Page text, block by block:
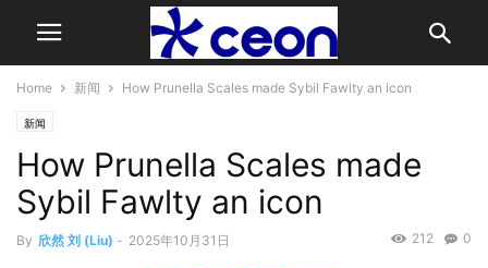
Home 新闻 How Prunella Scales made Sybil Fawlty an icon
新闻
How Prunella Scales made
Sybil Fawlty an icon
By 欣然 刘 (Liu) - 2025年10月31日 0
212